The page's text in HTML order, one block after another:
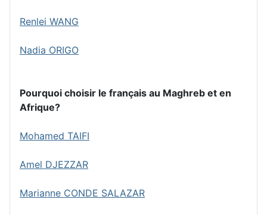
Renlei WANG
Nadia ORIGO
Pourquoi choisir le français au Maghreb et en
Afrique?
Mohamed TAIFI
Amel DJEZZAR
Marianne CONDE SALAZAR